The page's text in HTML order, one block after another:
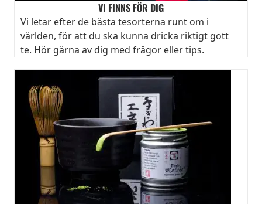
VI FINNS FÖR DIG
Vi letar efter de bästa tesorterna runt om i
världen, för att du ska kunna dricka riktigt gott
te. Hör gärna av dig med frågor eller tips.